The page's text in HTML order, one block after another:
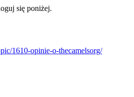
się poniżej.
1610-opinie-o-thecamelsorg/